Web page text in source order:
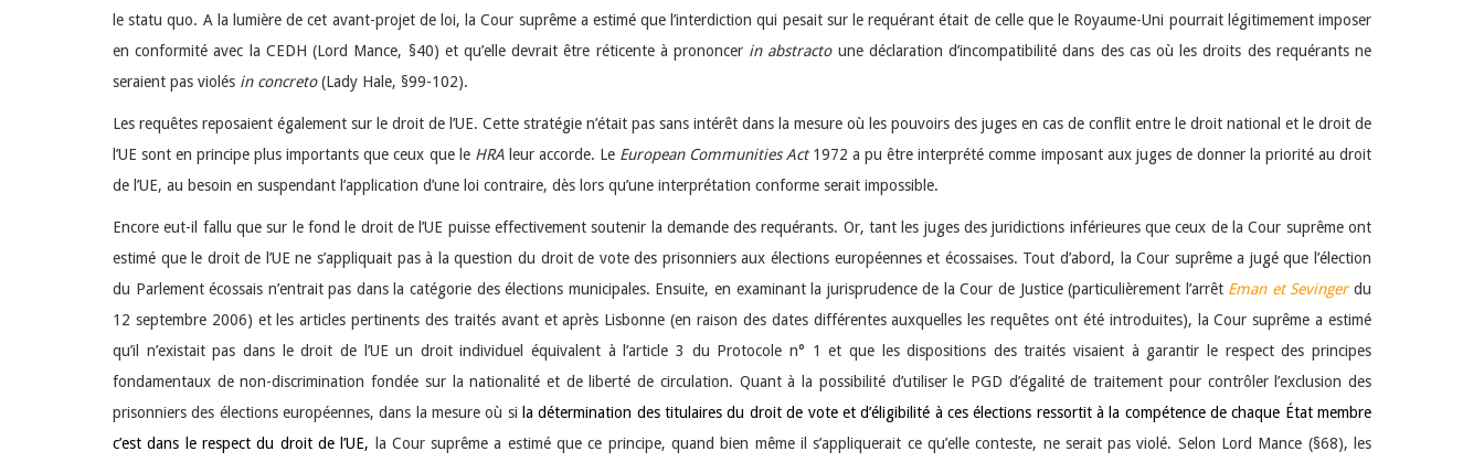
le statu quo. A la lumière de cet avant-projet de loi, la Cour suprême a estimé que l’interdiction qui pesait sur le requérant était de celle que le Royaume-Uni pourrait légitimement imposer
en conformité avec la CEDH (Lord Mance, §40) et qu’elle devrait être réticente à prononcer in abstractoune déclaration d’incompatibilité dans des cas où les droits des requérants ne
seraient pas violés in concreto(Lady Hale, §99-102).
Les requêtes reposaient également sur le droit de l’UE. Cette stratégie n’était pas sans intérêt dans la mesure où les pouvoirs des juges en cas de conflit entre le droit national et le droit de
l’UE sont en principe plus importants que ceux que le HRAleur accorde. Le European Communities Act1972 a pu être interprété comme imposant aux juges de donner la priorité au droit
de l’UE, au besoin en suspendant l’application d’une loi contraire, dès lors qu’une interprétation conforme serait impossible.
Encore eut-il fallu que sur le fond le droit de l’UE puisse effectivement soutenir la demande des requérants. Or, tant les juges des juridictions inférieures que ceux de la Cour suprême ont
estimé que le droit de l’UE ne s’appliquait pas à la question du droit de vote des prisonniers aux élections européennes et écossaises. Tout d’abord, la Cour suprême a jugé que l’élection
du Parlement écossais n’entrait pas dans la catégorie des élections municipales. Ensuite, en examinant la jurisprudence de la Cour de Justice (particulièrement l’arrêt Eman et Sevingerdu
12 septembre 2006) et les articles pertinents des traités avant et après Lisbonne (en raison des dates différentes auxquelles les requêtes ont été introduites), la Cour suprême a estimé
qu’il n’existait pas dans le droit de l’UE un droit individuel équivalent à l’article 3 du Protocole n° 1 et que les dispositions des traités visaient à garantir le respect des principes
fondamentaux de non-discrimination fondée sur la nationalité et de liberté de circulation. Quant à la possibilité d’utiliser le PGD d’égalité de traitement pour contrôler l’exclusion des
prisonniers des élections européennes, dans la mesure où si la détermination des titulaires du droit de vote et d’éligibilité à ces élections ressortit à la compétence de chaque État membre
c’est dans le respect du droit de l’UE, la Cour suprême a estimé que ce principe, quand bien même il s’appliquerait ce qu’elle conteste, ne serait pas violé. Selon Lord Mance (§68), les